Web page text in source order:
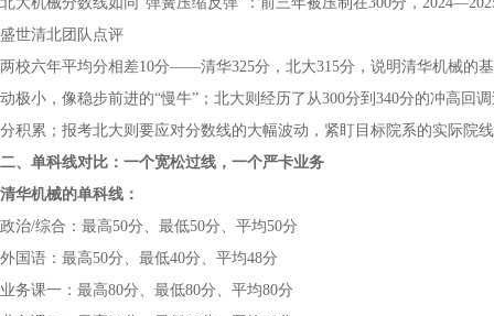
盛世清北团队点评
两校六年平均分相差10分——清华325分，北大315分，说明清华机械的
动极小，像稳步前进的“慢牛”；北大则经历了从300分到340分的冲高
分积累；报考北大则要应对分数线的大幅波动，紧盯目标院系的实际院
二、单科线对比：一个宽松过线，一个严卡业务
清华机械的单科线：
政治/综合：最高50分、最低50分、平均50分
外国语：最高50分、最低40分、平均48分
业务课一：最高80分、最低80分、平均80分